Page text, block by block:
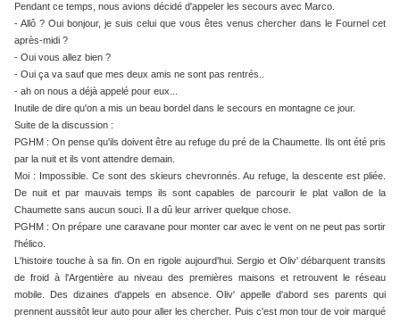
Pendant ce temps, nous avions décidé d'appeler les secours avec Marco.
- Allô ? Oui bonjour, je suis celui que vous êtes venus chercher dans le Fournel cet
après-midi ?
- Oui vous allez bien ?
- Oui ça va sauf que mes deux amis ne sont pas rentrés..
- ah on nous a déjà appelé pour eux...
Inutile de dire qu'on a mis un beau bordel dans le secours en montagne ce jour.
Suite de la discussion :
PGHM : On pense qu'ils doivent être au refuge du pré de la Chaumette. Ils ont été pris
par la nuit et ils vont attendre demain.
Moi : Impossible. Ce sont des skieurs chevronnés. Au refuge, la descente est pliée.
De nuit et par mauvais temps ils sont capables de parcourir le plat vallon de la
Chaumette sans aucun souci. Il a dû leur arriver quelque chose.
PGHM : On prépare une caravane pour monter car avec le vent on ne peut pas sortir
l'hélico.
​​​​​​​L'histoire touche à sa fin. On en rigole aujourd'hui. Sergio et Oliv' débarquent transits
de froid à l'Argentière au niveau des premières maisons et retrouvent le réseau
mobile. Des dizaines d'appels en absence. Oliv' appelle d'abord ses parents qui
prennent aussitôt leur auto pour aller les chercher. Puis c'est mon tour de voir marqué